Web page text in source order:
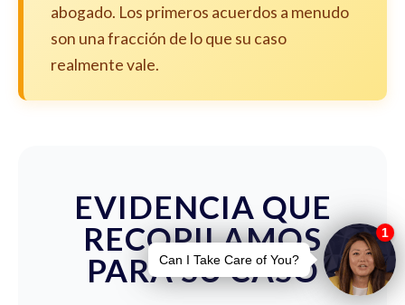
abogado. Los primeros acuerdos a menudo
son una fracción de lo que su caso
realmente vale.
EVIDENCIA QUE
RECOPILAMOS
PARA SU CASO